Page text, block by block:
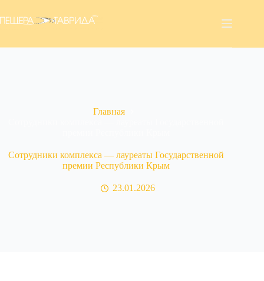
к
сути
Главная
Сотрудники комплекса — лауреаты Государственной
премии Республики Крым
23.01.2026